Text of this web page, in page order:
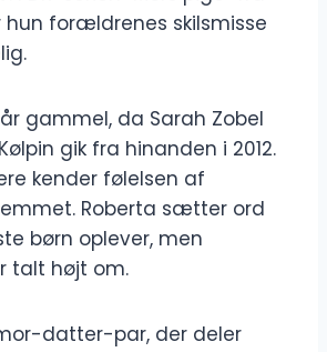
hun forældrenes skilsmisse
år gammel, da Sarah Zobel
gik fra hinanden i 2012.
kender følelsen af
Roberta sætter ord
børn oplever, men
talt højt om.
datter-par, der deler